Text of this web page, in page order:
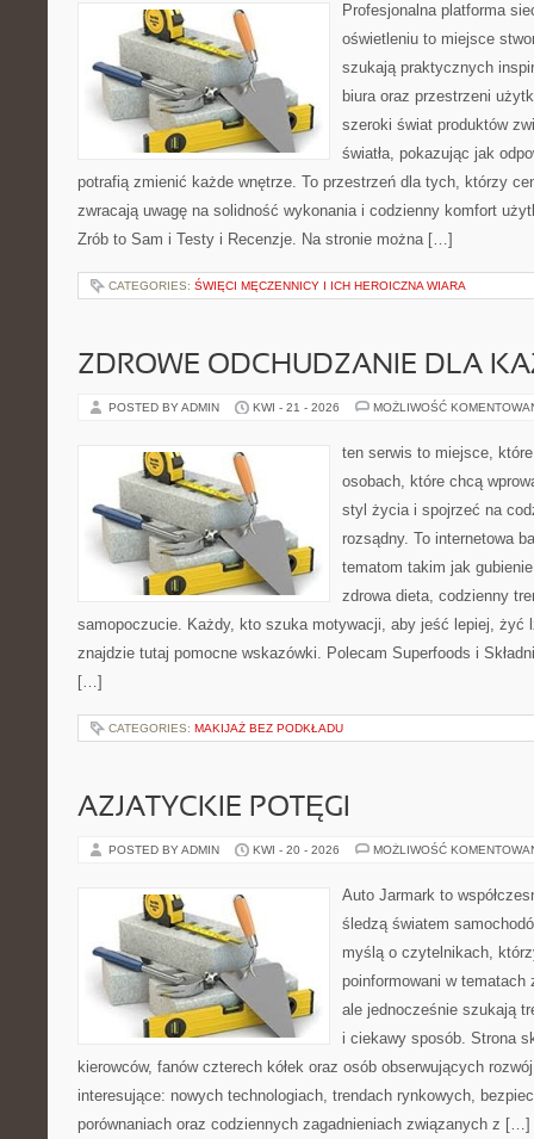
Profesjonalna platforma
oświetleniu to miejsce
szukają praktycznych
biura oraz przestrzeni
szeroki świat produktów
światła, pokazując jak
potrafią zmienić każde wnętrze. To przestrzeń dla tych, którzy
zwracają uwagę na solidność wykonania i codzienny komfort
Zrób to Sam i Testy i Recenzje. Na stronie można […]
CATEGORIES: ŚWIĘCI MĘCZENNICY I ICH HEROICZNA WIARA
ZDROWE ODCHUDZANIE DLA
POSTED BY ADMIN KWI - 21 - 2026 MOŻLIWOŚĆ
ten serwis to miejsce,
osobach, które chcą
styl życia i spojrzeć na
rozsądny. To internetowa
tematom takim jak
zdrowa dieta, codzienny
samopoczucie. Każdy, kto szuka motywacji, aby jeść lepiej, żyć
znajdzie tutaj pomocne wskazówki. Polecam Superfoods i
[…]
CATEGORIES: MAKIJAŻ BEZ PODKŁADU
AZJATYCKIE POTĘGI
POSTED BY ADMIN KWI - 20 - 2026 MOŻLIWOŚĆ
Auto Jarmark to
śledzą światem
myślą o czytelnikach,
poinformowani w
ale jednocześnie szukają
i ciekawy sposób. Strona
kierowców, fanów czterech kółek oraz osób obserwujących
interesujące: nowych technologiach, trendach rynkowych,
porównaniach oraz codziennych zagadnieniach związanych z […]